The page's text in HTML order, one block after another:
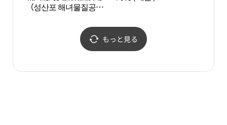
（성산포 해녀물질공연
もっと見る